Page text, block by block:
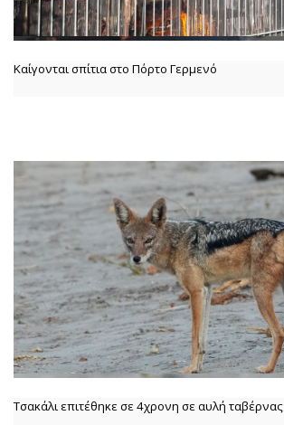
Καίγονται σπίτια στο Πόρτο Γερμενό
Τσακάλι επιτέθηκε σε 4χρονη σε αυλή ταβέρνας